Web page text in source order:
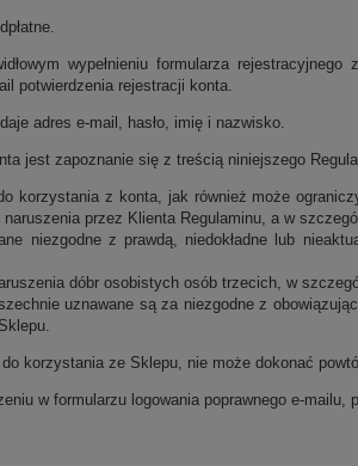
wypełnieniu formularza
potwierdzenia rejestracji konta.
adres e-mail, hasło, imię i nazwisko.
jest zapoznanie się z treścią niniejszego
korzystania z konta, jak również może
przez Klienta Regulaminu, a w
niezgodne z prawdą, niedokładne lub
dóbr osobistych osób trzecich, w
uznawane są za niezgodne z
korzystania ze Sklepu, nie może dokonać
w formularzu logowania poprawnego e-mailu,